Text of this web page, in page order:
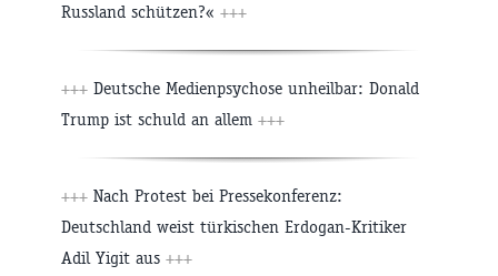
Russland schützen?« +++
+++ Deutsche Medienpsychose unheilbar: Donald
Trump ist schuld an allem +++
+++ Nach Protest bei Pressekonferenz:
Deutschland weist türkischen Erdogan-Kritiker
Adil Yigit aus +++